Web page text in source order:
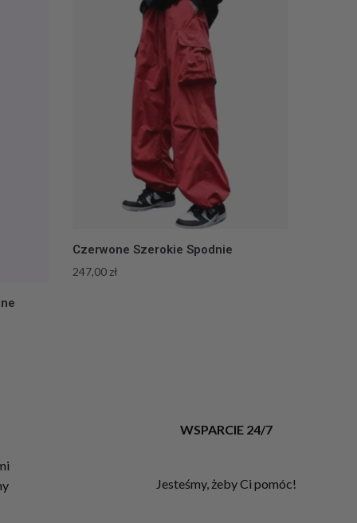
Czerwone Szerokie Spodnie
247,00 zł
WSPARCIE 24/7
Jesteśmy, żeby Ci pomóc!